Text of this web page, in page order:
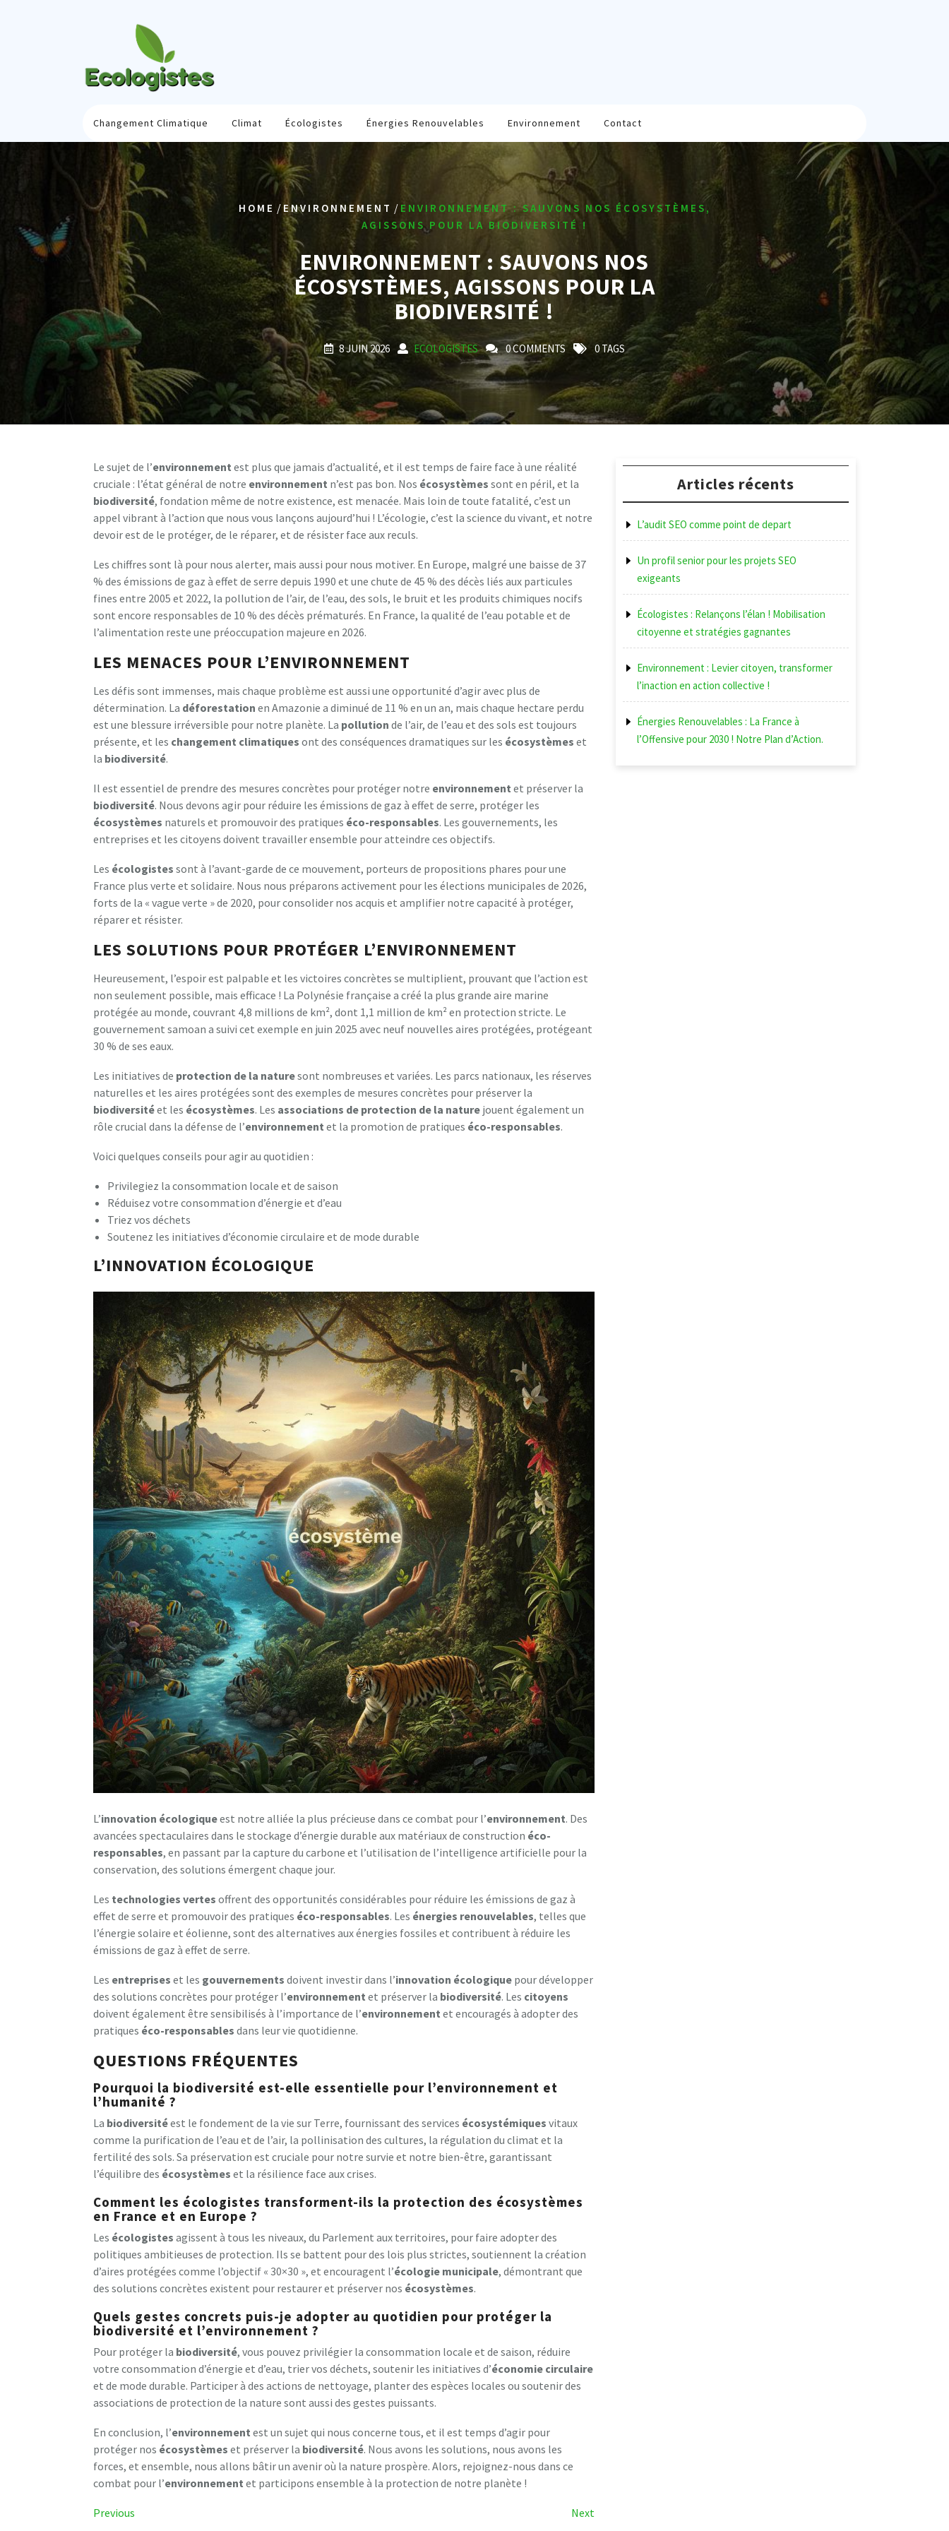
Changement Climatique Climat Écologistes Énergies Renouvelables Environnement Contact
HOME / ENVIRONNEMENT / ENVIRONNEMENT : SAUVONS NOS ÉCOSYSTÈMES,
AGISSONS POUR LA BIODIVERSITÉ !
ENVIRONNEMENT : SAUVONS NOS
ÉCOSYSTÈMES, AGISSONS POUR LA
BIODIVERSITÉ !
8 JUIN 2026 ECOLOGISTES 0 COMMENTS 0 TAGS
Le sujet de l’environnement est plus que jamais d’actualité, et il est temps de faire face à une réalité
cruciale : l’état général de notre environnement n’est pas bon. Nos écosystèmes sont en péril, et la
biodiversité, fondation même de notre existence, est menacée. Mais loin de toute fatalité, c’est un
appel vibrant à l’action que nous vous lançons aujourd’hui ! L’écologie, c’est la science du vivant, et notre
devoir est de le protéger, de le réparer, et de résister face aux reculs.
Les chiffres sont là pour nous alerter, mais aussi pour nous motiver. En Europe, malgré une baisse de 37
% des émissions de gaz à effet de serre depuis 1990 et une chute de 45 % des décès liés aux particules
fines entre 2005 et 2022, la pollution de l’air, de l’eau, des sols, le bruit et les produits chimiques nocifs
sont encore responsables de 10 % des décès prématurés. En France, la qualité de l’eau potable et de
l’alimentation reste une préoccupation majeure en 2026.
LES MENACES POUR L’ENVIRONNEMENT
Les défis sont immenses, mais chaque problème est aussi une opportunité d’agir avec plus de
détermination. La déforestation en Amazonie a diminué de 11 % en un an, mais chaque hectare perdu
est une blessure irréversible pour notre planète. La pollution de l’air, de l’eau et des sols est toujours
présente, et les changement climatiques ont des conséquences dramatiques sur les écosystèmes et
la biodiversité.
Il est essentiel de prendre des mesures concrètes pour protéger notre environnement et préserver la
biodiversité. Nous devons agir pour réduire les émissions de gaz à effet de serre, protéger les
écosystèmes naturels et promouvoir des pratiques éco-responsables. Les gouvernements, les
entreprises et les citoyens doivent travailler ensemble pour atteindre ces objectifs.
Les écologistes sont à l’avant-garde de ce mouvement, porteurs de propositions phares pour une
France plus verte et solidaire. Nous nous préparons activement pour les élections municipales de 2026,
forts de la « vague verte » de 2020, pour consolider nos acquis et amplifier notre capacité à protéger,
réparer et résister.
LES SOLUTIONS POUR PROTÉGER L’ENVIRONNEMENT
Heureusement, l’espoir est palpable et les victoires concrètes se multiplient, prouvant que l’action est
non seulement possible, mais efficace ! La Polynésie française a créé la plus grande aire marine
protégée au monde, couvrant 4,8 millions de km², dont 1,1 million de km² en protection stricte. Le
gouvernement samoan a suivi cet exemple en juin 2025 avec neuf nouvelles aires protégées, protégeant
30 % de ses eaux.
Les initiatives de protection de la naturesont nombreuses et variées. Les parcs nationaux, les réserves
naturelles et les aires protégées sont des exemples de mesures concrètes pour préserver la
biodiversitéet les écosystèmes. Les associations de protection de la nature jouent également un
rôle crucial dans la défense de l’environnement et la promotion de pratiques éco-responsables.
Voici quelques conseils pour agir au quotidien :
Privilegiez la consommation locale et de saison
Réduisez votre consommation d’énergie et d’eau
Triez vos déchets
Soutenez les initiatives d’économie circulaire et de mode durable
L’INNOVATION ÉCOLOGIQUE
L’innovation écologiqueest notre alliée la plus précieuse dans ce combat pour l’environnement. Des
avancées spectaculaires dans le stockage d’énergie durable aux matériaux de construction éco-
responsables, en passant par la capture du carbone et l’utilisation de l’intelligence artificielle pour la
conservation, des solutions émergent chaque jour.
Les technologies vertes offrent des opportunités considérables pour réduire les émissions de gaz à
effet de serre et promouvoir des pratiques éco-responsables. Les énergies renouvelables, telles que
l’énergie solaire et éolienne, sont des alternatives aux énergies fossiles et contribuent à réduire les
émissions de gaz à effet de serre.
Les entreprises et les gouvernements doivent investir dans l’innovation écologique pour développer
des solutions concrètes pour protéger l’environnement et préserver la biodiversité. Les citoyens
doivent également être sensibilisés à l’importance de l’environnement et encouragés à adopter des
pratiques éco-responsables dans leur vie quotidienne.
QUESTIONS FRÉQUENTES
Pourquoi la biodiversité est-elle essentielle pour l’environnement et
l’humanité ?
La biodiversitéest le fondement de la vie sur Terre, fournissant des services écosystémiques vitaux
comme la purification de l’eau et de l’air, la pollinisation des cultures, la régulation du climat et la
fertilité des sols. Sa préservation est cruciale pour notre survie et notre bien-être, garantissant
l’équilibre des écosystèmes et la résilience face aux crises.
Comment les écologistes transforment-ils la protection des écosystèmes
en France et en Europe ?
Les écologistes agissent à tous les niveaux, du Parlement aux territoires, pour faire adopter des
politiques ambitieuses de protection. Ils se battent pour des lois plus strictes, soutiennent la création
d’aires protégées comme l’objectif « 30×30 », et encouragent l’écologie municipale, démontrant que
des solutions concrètes existent pour restaurer et préserver nos écosystèmes.
Quels gestes concrets puis-je adopter au quotidien pour protéger la
biodiversité et l’environnement ?
Pour protéger la biodiversité, vous pouvez privilégier la consommation locale et de saison, réduire
votre consommation d’énergie et d’eau, trier vos déchets, soutenir les initiatives d’économie circulaire
et de mode durable. Participer à des actions de nettoyage, planter des espèces locales ou soutenir des
associations de protection de la nature sont aussi des gestes puissants.
En conclusion, l’environnement est un sujet qui nous concerne tous, et il est temps d’agir pour
protéger nos écosystèmes et préserver la biodiversité. Nous avons les solutions, nous avons les
forces, et ensemble, nous allons bâtir un avenir où la nature prospère. Alors, rejoignez-nous dans ce
combat pour l’environnement et participons ensemble à la protection de notre planète !
Navigation
Previous
Previous
Next
Next
Articles récents
L’audit SEO comme point de depart
Un profil senior pour les projets SEO
exigeants
Écologistes : Relançons l’élan ! Mobilisation
citoyenne et stratégies gagnantes
Environnement : Levier citoyen, transformer
l’inaction en action collective !
Énergies Renouvelables : La France à
l’Offensive pour 2030 ! Notre Plan d’Action.